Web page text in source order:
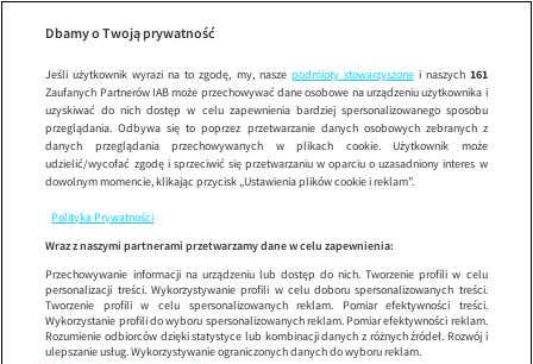
Wypróbuj aplikację mobilną
Korzystaj z łatwiejszej nawigacji i ciesz się szybszym
Dbamy o Twoją prywatność
Jeśli użytkownik wyrazi na to zgodę, my, nasze podmioty stowarzyszonei naszych 161
Zaufanych Partnerów IAB może przechowywać dane osobowe na urządzeniu użytkownika i
uzyskiwać do nich dostęp w celu zapewnienia bardziej spersonalizowanego sposobu
przeglądania. Odbywa się to poprzez przetwarzanie danych osobowych zebranych z
danych przeglądania przechowywanych w plikach cookie. Użytkownik może
udzielić/wycofać zgodę i sprzeciwić się przetwarzaniu w oparciu o uzasadniony interes w
dowolnym momencie, klikając przycisk „Ustawienia plików cookie i reklam”.
Polityka Prywatności
Wraz z naszymi partnerami przetwarzamy dane w celu zapewnienia:
Przechowywanie informacji na urządzeniu lub dostęp do nich. Tworzenie profili w celu
personalizacji treści. Wykorzystywanie profili w celu doboru spersonalizowanych treści.
Tworzenie profili w celu spersonalizowanych reklam. Pomiar efektywności treści.
Wykorzystanie profili do wyboru spersonalizowanych reklam. Pomiar efektywności reklam.
Rozumienie odbiorców dzięki statystyce lub kombinacji danych z różnych źródeł. Rozwój i
ulepszanie usług. Wykorzystywanie ograniczonych danych do wyboru reklam.